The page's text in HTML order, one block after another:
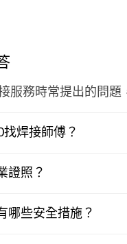
服務時常提出的問題
焊接師傅？
證照？
哪些安全措施？